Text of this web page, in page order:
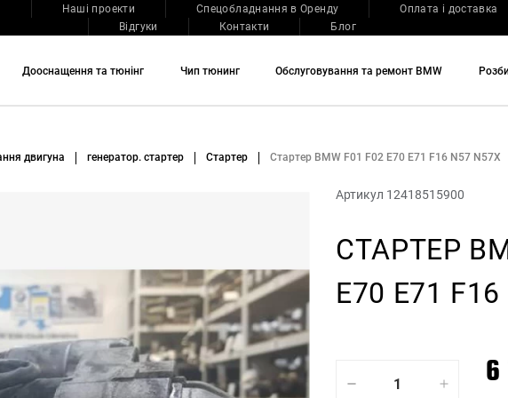
Наші проекти Спецобладнання в Оренду
Оплата і доставка
Відгуки
Контакти Блог
Дооснащення та тюнінг Чип тюнинг Обслуговування та ремонт BMW
двигуна генератор. стартер Стартер Стартер BMW F01 F02 E70 E71 F16 N57 N57X
Артикул 12418515900
СТАРТЕР
E70 E71
6